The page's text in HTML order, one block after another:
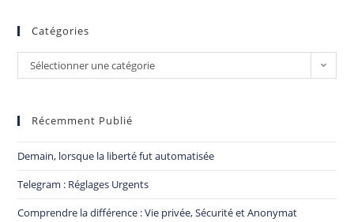
Catégories
Sélectionner une catégorie
Récemment Publié
Demain, lorsque la liberté fut automatisée
Telegram : Réglages Urgents
Comprendre la différence : Vie privée, Sécurité et Anonymat